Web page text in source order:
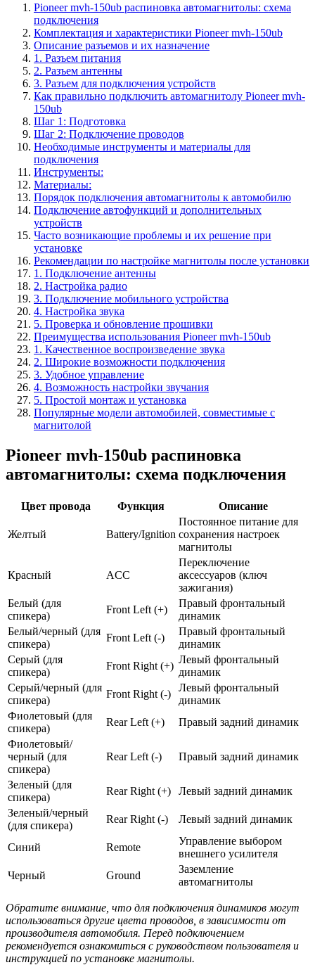
Pioneer mvh-150ub распиновка автомагнитолы: схема
подключения
Комплектация и характеристики Pioneer mvh-150ub
Описание разъемов и их назначение
1. Разъем питания
2. Разъем антенны
3. Разъем для подключения устройств
Как правильно подключить автомагнитолу Pioneer mvh-
150ub
Шаг 1: Подготовка
Шаг 2: Подключение проводов
Необходимые инструменты и материалы для
подключения
Инструменты:
Материалы:
Порядок подключения автомагнитолы к автомобилю
Подключение автофункций и дополнительных
устройств
Часто возникающие проблемы и их решение при
установке
Рекомендации по настройке магнитолы после установки
1. Подключение антенны
2. Настройка радио
3. Подключение мобильного устройства
4. Настройка звука
5. Проверка и обновление прошивки
Преимущества использования Pioneer mvh-150ub
1. Качественное воспроизведение звука
2. Широкие возможности подключения
3. Удобное управление
4. Возможность настройки звучания
5. Простой монтаж и установка
Популярные модели автомобилей, совместимые с
магнитолой
Pioneer mvh-150ub распиновка
автомагнитолы: схема подключения
Цвет провода Функция Описание
Желтый Battery/Ignition
Постоянное питание для
сохранения настроек
магнитолы
Красный ACC
Переключение
аксессуаров (ключ
зажигания)
Белый (для
спикера)
Front Left (+)
Правый фронтальный
динамик
Белый/черный (для
спикера)
Front Left (-)
Правый фронтальный
динамик
Серый (для
спикера)
Front Right (+)
Левый фронтальный
динамик
Серый/черный (для
спикера)
Front Right (-)
Левый фронтальный
динамик
Фиолетовый (для
спикера)
Rear Left (+)
Правый задний динамик
Фиолетовый/
черный (для
спикера)
Rear Left (-) Правый задний динамик
Зеленый (для
спикера)
Rear Right (+)
Левый задний динамик
Зеленый/черный
(для спикера)
Rear Right (-) Левый задний динамик
Синий Remote
Управление выбором
внешнего усилителя
Черный
Ground
Заземление
автомагнитолы
Обратите внимание, что для подключения динамиков могут
использоваться другие цвета проводов, в зависимости от
производителя автомобиля. Перед подключением
рекомендуется ознакомиться с руководством пользователя и
инструкцией по установке магнитолы.